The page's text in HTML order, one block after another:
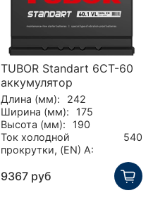
TUBOR Standart 6СТ-60
аккумулятор
Длина (мм):
242
Ширина (мм):
175
Высота (мм):
190
Ток холодной
прокрутки, (EN) А:
540
9367 руб